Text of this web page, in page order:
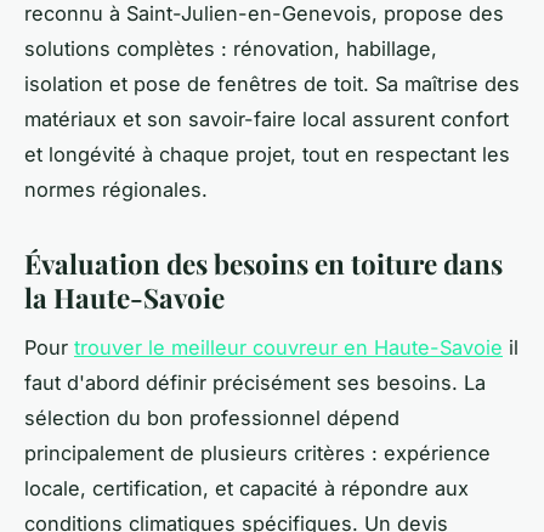
reconnu à Saint-Julien-en-Genevois, propose des
solutions complètes : rénovation, habillage,
isolation et pose de fenêtres de toit. Sa maîtrise des
matériaux et son savoir-faire local assurent confort
et longévité à chaque projet, tout en respectant les
normes régionales.
Évaluation des besoins en toiture dans
la Haute-Savoie
Pour trouver le meilleur couvreur en Haute-Savoie il
faut d'abord définir précisément ses besoins. La
sélection du bon professionnel dépend
principalement de plusieurs critères : expérience
locale, certification, et capacité à répondre aux
conditions climatiques spécifiques. Un devis